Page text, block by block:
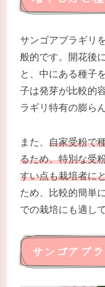
サンゴアブラギリ
般的です。開花後
と、中にある種子
子は発芽が比較的
ラギリ特有の膨ら
また、 自家受粉で
るため、特別な受
すい点も栽培者に
ため、比較的簡単
での栽培にも適し
サンゴアブ